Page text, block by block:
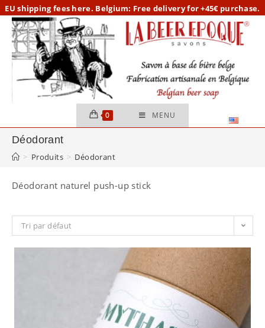
Skip
to
content
EUshipping fees here. Belgium: Free delivery for +45€ purchase.
0 MENU
Déodorant
> Produits > Déodorant
Déodorant naturel push-up stick
Tri par défaut